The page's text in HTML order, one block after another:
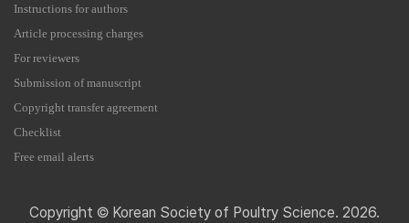
Instructions for authors
Article processing charges
For reviewers
Submission of manuscript
Copyright transfer agreement
Checklist
Free email alerts
Copyright © Korean Society of Poultry Science. 2026.